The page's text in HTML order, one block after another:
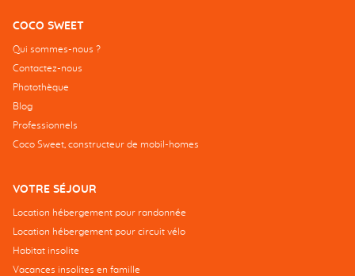
COCO SWEET
Qui sommes-nous ?
Contactez-nous
Photothèque
Blog
Professionnels
Coco Sweet, constructeur de mobil-homes
VOTRE SÉJOUR
Location hébergement pour randonnée
Location hébergement pour circuit vélo
Habitat insolite
Vacances insolites en famille